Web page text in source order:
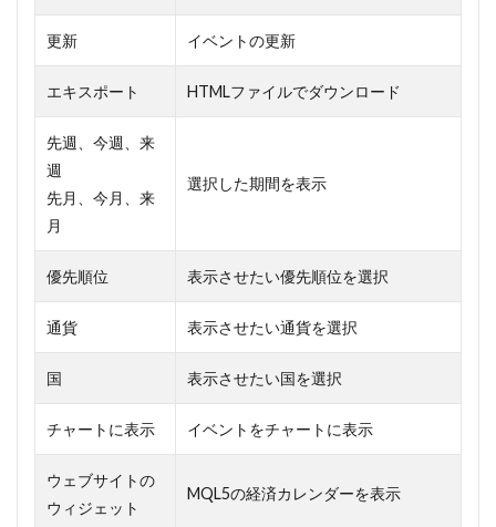
更新 イベントの更新
エキスポート HTMLファイルでダウンロード
先週、今週、来
週
先月、今月、来
月
選択した期間を表示
優先順位 表示させたい優先順位を選択
通貨 表示させたい通貨を選択
国 表示させたい国を選択
チャートに表示 イベントをチャートに表示
ウェブサイトの
ウィジェット
MQL5の経済カレンダーを表示